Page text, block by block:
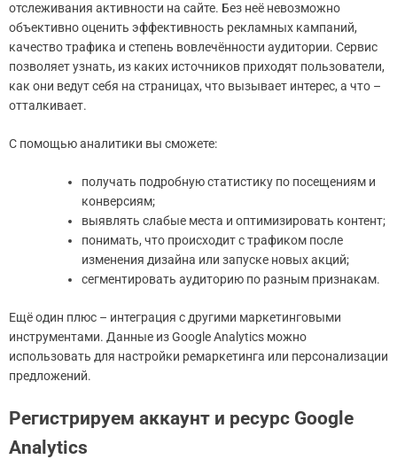
отслеживания активности на сайте. Без неё невозможно
объективно оценить эффективность рекламных кампаний,
качество трафика и степень вовлечённости аудитории. Сервис
позволяет узнать, из каких источников приходят пользователи,
как они ведут себя на страницах, что вызывает интерес, а что –
отталкивает.
С помощью аналитики вы сможете:
получать подробную статистику по посещениям и
конверсиям;
выявлять слабые места и оптимизировать контент;
понимать, что происходит с трафиком после
изменения дизайна или запуске новых акций;
сегментировать аудиторию по разным признакам.
Ещё один плюс – интеграция с другими маркетинговыми
инструментами. Данные из Google Analytics можно
использовать для настройки ремаркетинга или персонализации
предложений.
Регистрируем аккаунт и ресурс Google
Analytics